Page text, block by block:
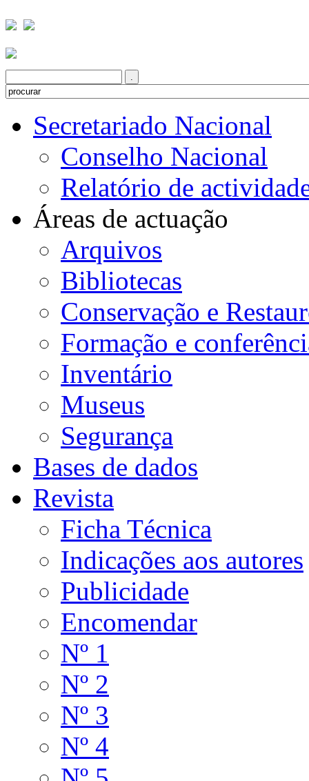
Secretariado Nacional
Conselho Nacional
Relatório de
Áreas de actuação
Arquivos
Bibliotecas
Conservação e
Formação e
Inventário
Museus
Segurança
Bases de dados
Revista
Ficha Técnica
Indicações aos autores
Publicidade
Encomendar
Nº 1
Nº 2
Nº 3
Nº 4